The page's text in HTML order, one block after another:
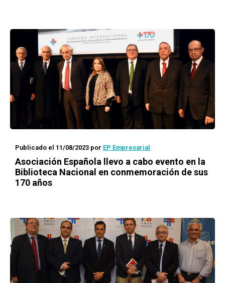
Publicado el 11/08/2023 por EP Empresarial
Asociación Española llevo a cabo evento en la
Biblioteca Nacional en conmemoración de sus
170 años